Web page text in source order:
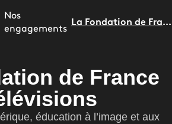
Nos
engagements
La Fondation de France Télévisions
de France
éducation à l’image et aux